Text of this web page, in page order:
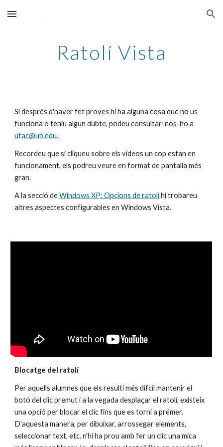
Skip to main content Skip to navigation
Ratolí Vista
Si després d'haver fet proves hi ha alguna cosa que no us
utac@ub.edu.
Recordeu que si cliqueu sobre els vídeos un cop estan en
funcionament, els podreu veure en format de pantalla més
gran.
A la secció de Windows XP: Opcions de ratolí hi trobareu
altres aspectes configurables en Windows Vista.
Blocatge del ratolí
Per aquells alumnes que els resulti més difcíl mantenir el
botó del clic premut i a la vegada desplaçar el ratolí, existeix
una opció per blocar el clic fins que es torni a prémer.
D'aquesta manera, per dibuixar, arrossegar elements,
seleccionar text, etc. n'hi ha prou amb fer un clic una mica